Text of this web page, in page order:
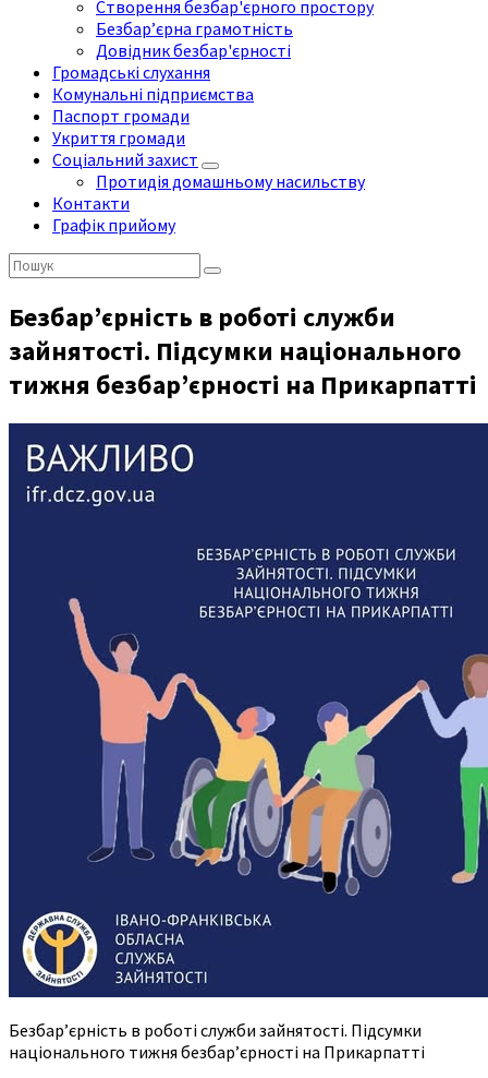
Створення безбар'єрного простору
Безбар’єрна грамотність
Довідник безбар'єрності
Громадські слухання
Комунальні підприємства
Паспорт громади
Укриття громади
Соціальний захист
Протидія домашньому насильству
Контакти
Графік прийому
Пошук:
Безбар’єрність в роботі служби
зайнятості. Підсумки національного
тижня безбар’єрності на Прикарпатті
Безбар’єрність в роботі служби зайнятості. Підсумки
національного тижня безбар’єрності на Прикарпатті